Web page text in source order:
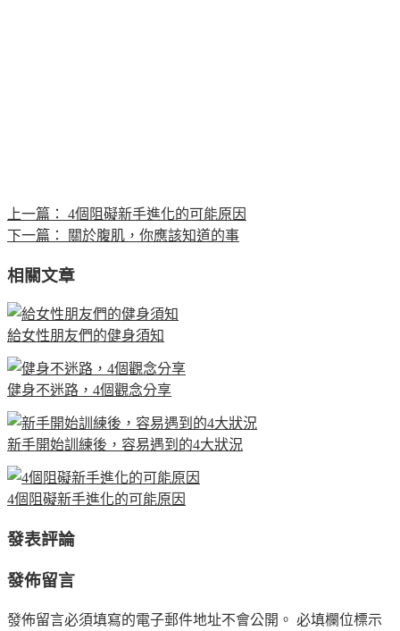
上一篇：
4個阻礙新手進化的可能原因
下一篇：
關於腹肌，你應該知道的事
相關文章
給女性朋友們的健身須知
健身不迷路，4個觀念分享
新手開始訓練後，容易遇到的4大狀況
4個阻礙新手進化的可能原因
發表評論
發佈留言
發佈留言必須填寫的電子郵件地址不會公開。 必填欄位標示